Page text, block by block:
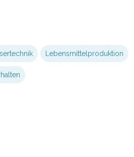
Lebensmittelproduktion